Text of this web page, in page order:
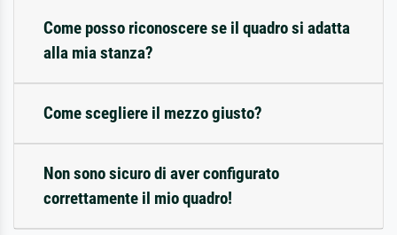
Come posso riconoscere se il quadro si adatta
alla mia stanza?
Come scegliere il mezzo giusto?
Non sono sicuro di aver configurato
correttamente il mio quadro!